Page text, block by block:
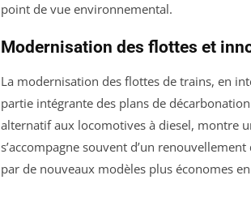
point de vue environnemental.
Modernisation des flottes et
La modernisation des flottes de trains, en
partie intégrante des plans de
alternatif aux locomotives à diesel, montre
s’accompagne souvent d’un
par de nouveaux modèles plus économes